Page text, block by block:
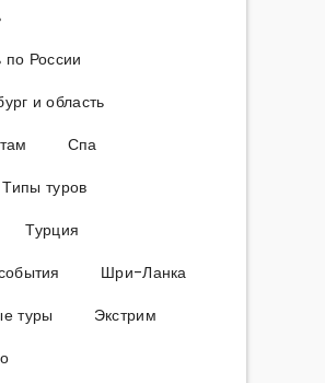
по России
и область
Спа
Типы туров
Турция
Шри-Ланка
туры
Экстрим